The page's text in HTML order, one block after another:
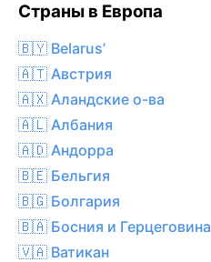
Страны в Европа
🇧🇾 Belarus’
🇦🇹 Австрия
🇦🇽 Аландские о-ва
🇦🇱 Албания
🇦🇩 Андорра
🇧🇪 Бельгия
🇧🇬 Болгария
🇧🇦 Босния и Герцеговина
🇻🇦 Ватикан